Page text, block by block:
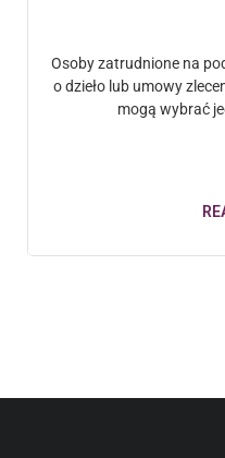
Osoby zatrudnione na
o dzieło lub umowy
mogą wybrać